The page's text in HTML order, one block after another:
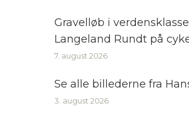
Gravelløb i
Langeland Rundt på
7. august 2026
Se alle billederne fra
3. august 2026